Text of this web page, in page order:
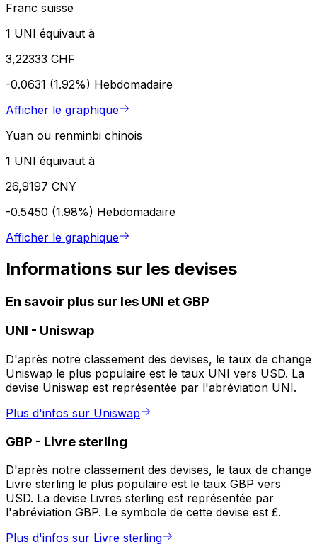
Franc suisse
1 UNI équivaut à
3,22333 CHF
-0.0631 (1.92%) Hebdomadaire
Afficher le graphique
Yuan ou renminbi chinois
1 UNI équivaut à
26,9197 CNY
-0.5450 (1.98%) Hebdomadaire
Afficher le graphique
Informations sur les devises
En savoir plus sur les UNI et GBP
UNI - Uniswap
D'après notre classement des devises, le taux de change
Uniswap le plus populaire est le taux UNI vers USD. La
devise Uniswap est représentée par l'abréviation UNI.
Plus d'infos sur Uniswap
GBP - Livre sterling
D'après notre classement des devises, le taux de change
Livre sterling le plus populaire est le taux GBP vers
USD. La devise Livres sterling est représentée par
l'abréviation GBP. Le symbole de cette devise est £.
Plus d'infos sur Livre sterling